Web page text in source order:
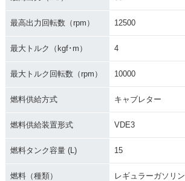
最高出力回転数（rpm） 12500
最大トルク（kgf･m） 4
最大トルク回転数（rpm） 10000
燃料供給方式 キャブレター
燃料供給装置形式 VDE3
燃料タンク容量 (L) 15
燃料（種類） レギュラーガソリン